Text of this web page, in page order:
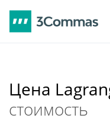
Цена
стоимость